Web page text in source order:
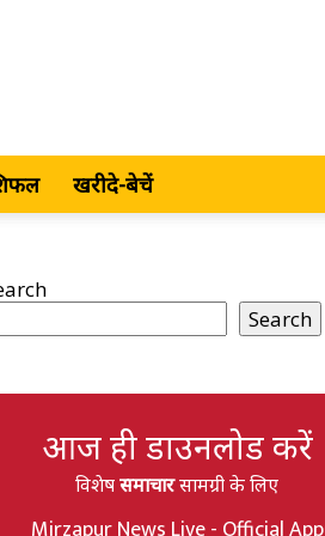
खरीदे-बेचें
Search
आज ही डाउनलोड करें
विशेषसमाचारसामग्री के लिए